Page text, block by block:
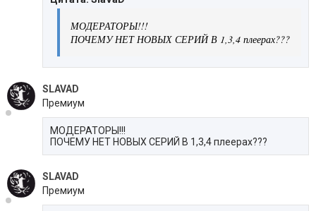
МОДЕРАТОРЫ!!!
ПОЧЕМУ НЕТ НОВЫХ СЕРИЙ В 1,3,4 плеерах???
SLAVAD
Премиум
МОДЕРАТОРЫ!!!
ПОЧЕМУ НЕТ НОВЫХ СЕРИЙ В 1,3,4 плеерах???
SLAVAD
Премиум